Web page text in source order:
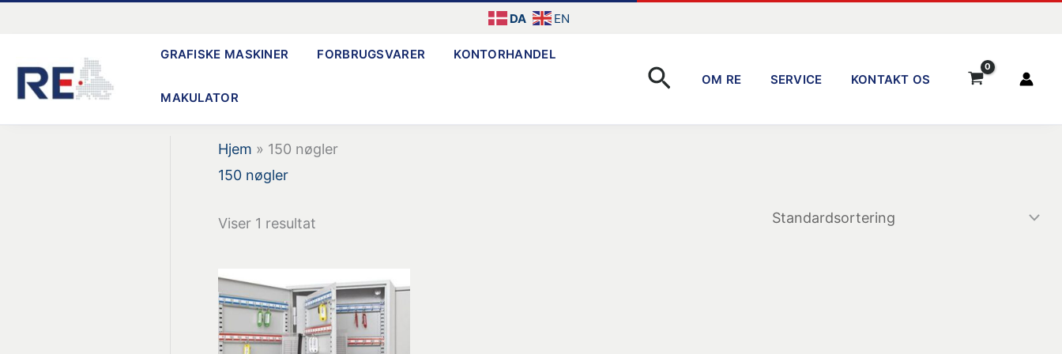
indholdet
DA EN
GRAFISKE MASKINER FORBRUGSVARER KONTORHANDEL
MAKULATOR
Søg OM RE SERVICE KONTAKT OS
Hjem » 150 nøgler
150 nøgler
Viser 1 resultat